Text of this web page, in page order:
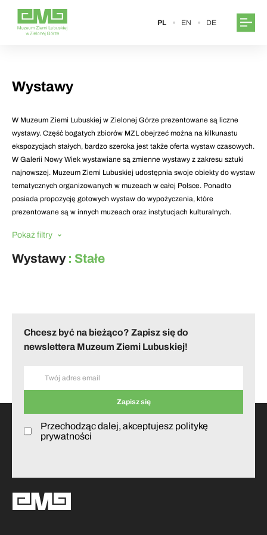
PL EN DE
Wystawy
W Muzeum Ziemi Lubuskiej w Zielonej Górze prezentowane są liczne
wystawy. Część bogatych zbiorów MZL obejrzeć można na kilkunastu
ekspozycjach stałych, bardzo szeroka jest także oferta wystaw czasowych.
W Galerii Nowy Wiek wystawiane są zmienne wystawy z zakresu sztuki
najnowszej. Muzeum Ziemi Lubuskiej udostępnia swoje obiekty do wystaw
tematycznych organizowanych w muzeach w całej Polsce. Ponadto
posiada propozycję gotowych wystaw do wypożyczenia, które
prezentowane są w innych muzeach oraz instytucjach kulturalnych.
Pokaż filtry
Wystawy : Stałe
Chcesz być na bieżąco? Zapisz się do
newslettera Muzeum Ziemi Lubuskiej!
Przechodząc dalej, akceptujesz politykę
prywatności